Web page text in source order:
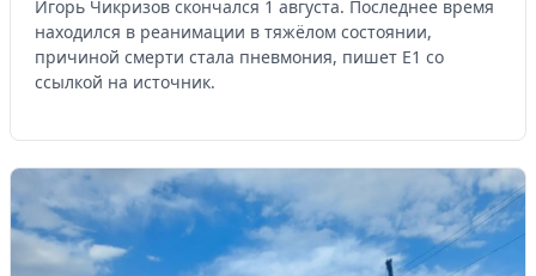
Войти или зарегистрироваться
Игорь Чикризов скончался 1 августа. Последнее время
находился в реанимации в тяжёлом состоянии,
причиной смерти стала пневмония, пишет Е1 со
ссылкой на источник.